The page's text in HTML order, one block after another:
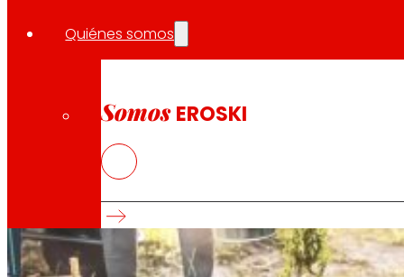
Quiénes somos
Somos EROSKI
Así somos
14.04.2023
EROSKI aumentó un 13% las
Refuerza su compromiso con la producción